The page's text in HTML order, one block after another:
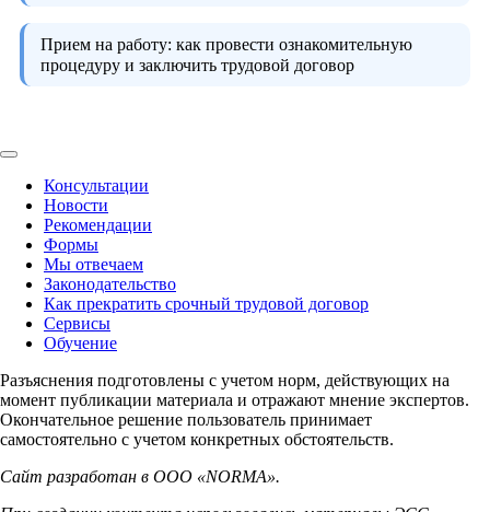
Прием на работу: как провести ознакомительную
процедуру и заключить трудовой договор
Консультации
Новости
Рекомендации
Формы
Мы отвечаем
Законодательство
Как прекратить срочный трудовой договор
Сервисы
Обучение
Разъяснения подготовлены с учетом норм, действующих на
момент публикации материала и отражают мнение экспертов.
Окончательное решение пользователь принимает
самостоятельно с учетом конкретных обстоятельств.
Сайт разработан в ООО «NORMA».